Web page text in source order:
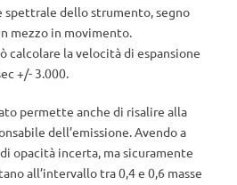
spettrale dello strumento, segno
mezzo in movimento.
calcolare la velocità di espansione
+/- 3.000.
permette anche di risalire alla
dell’emissione. Avendo a
opacità incerta, ma sicuramente
all’intervallo tra 0,4 e 0,6 masse